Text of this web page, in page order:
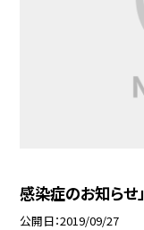
感染症のお知らせ」
公開日 2019/09/27